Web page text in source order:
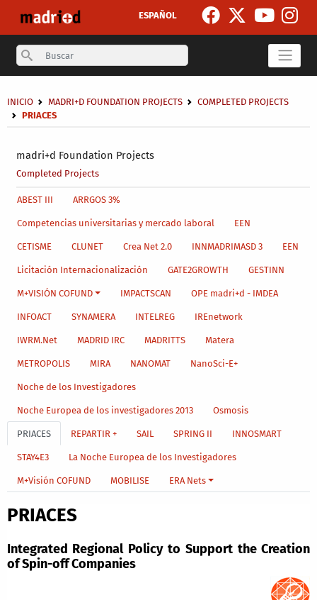
ESPAÑOL
Search
madri+d Foundation Projects
Completed Projects
Breadcrumb
INICIO MADRI+D FOUNDATION PROJECTS
COMPLETED PROJECTS
PRIACES
Main menu level 4
ABEST III ARRGOS 3%
Competencias universitarias y mercado laboral EEN
CETISME CLUNET Crea Net 2.0 INNMADRIMASD 3 EEN
Licitación Internacionalización GATE2GROWTH GESTINN
M+VISIÓN COFUND IMPACTSCAN OPE madri+d - IMDEA
INFOACT SYNAMERA INTELREG IREnetwork
IWRM.Net MADRID IRC MADRITTS Matera
METROPOLIS MIRA NANOMAT NanoSci-E+
Noche de los Investigadores
Noche Europea de los investigadores 2013 Osmosis
PRIACES REPARTIR + SAIL SPRING II INNOSMART
STAY4E3 La Noche Europea de los Investigadores
M+Visión COFUND MOBILISE ERA Nets
PRIACES
Integrated Regional Policy to Support the Creation
of Spin-off Companies